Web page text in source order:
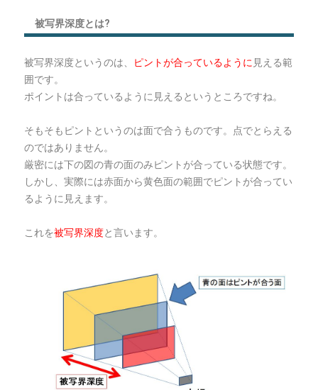
被写界深度とは?
被写界深度というのは、 ピントが合っているように 見える範
囲です。
ポイントは合っているように見えるというところですね。
そもそもピントというのは面で合うものです。点でとらえる
のではありません。
厳密には下の図の青の面のみピントが合っている状態です。
しかし、実際には赤面から黄色面の範囲でピントが合ってい
るように見えます。
これを被写界深度と言います。